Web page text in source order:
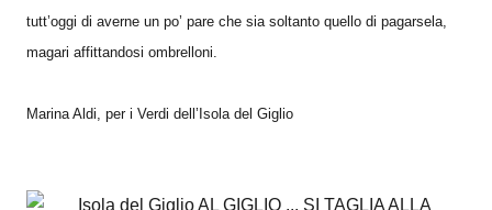
tutt’oggi di averne un po’ pare che sia soltanto quello di pagarsela,
magari affittandosi ombrelloni.
Marina Aldi, per i Verdi dell’Isola del Giglio